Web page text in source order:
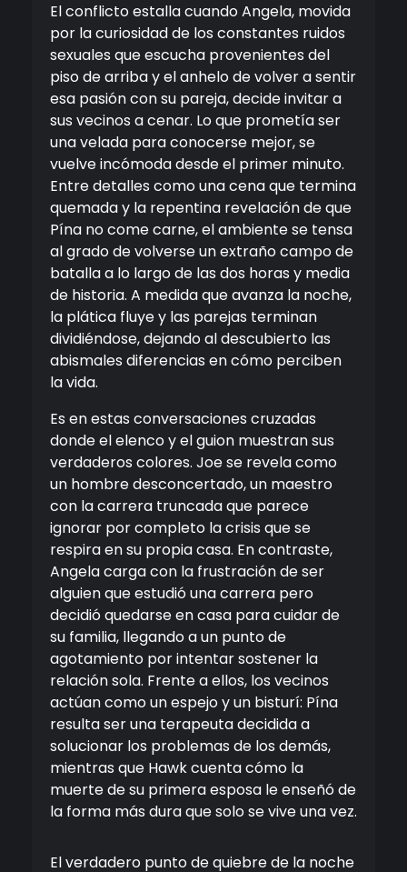
El conflicto estalla cuando Angela, movida
por la curiosidad de los constantes ruidos
sexuales que escucha provenientes del
piso de arriba y el anhelo de volver a sentir
esa pasión con su pareja, decide invitar a
sus vecinos a cenar. Lo que prometía ser
una velada para conocerse mejor, se
vuelve incómoda desde el primer minuto.
Entre detalles como una cena que termina
quemada y la repentina revelación de que
Pína no come carne, el ambiente se tensa
al grado de volverse un extraño campo de
batalla a lo largo de las dos horas y media
de historia. A medida que avanza la noche,
la plática fluye y las parejas terminan
dividiéndose, dejando al descubierto las
abismales diferencias en cómo perciben
la vida.
Es en estas conversaciones cruzadas
donde el elenco y el guion muestran sus
verdaderos colores. Joe se revela como
un hombre desconcertado, un maestro
con la carrera truncada que parece
ignorar por completo la crisis que se
respira en su propia casa. En contraste,
Angela carga con la frustración de ser
alguien que estudió una carrera pero
decidió quedarse en casa para cuidar de
su familia, llegando a un punto de
agotamiento por intentar sostener la
relación sola. Frente a ellos, los vecinos
actúan como un espejo y un bisturí: Pína
resulta ser una terapeuta decidida a
solucionar los problemas de los demás,
mientras que Hawk cuenta cómo la
muerte de su primera esposa le enseñó de
la forma más dura que solo se vive una vez.
El verdadero punto de quiebre de la noche